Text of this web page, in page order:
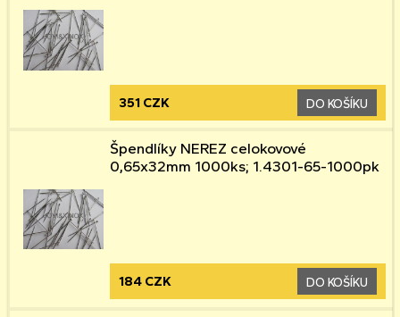
351 CZK DO KOŠÍKU
Špendlíky NEREZ celokovové
0,65x32mm 1000ks; 1.4301-65-1000pk
184 CZK DO KOŠÍKU